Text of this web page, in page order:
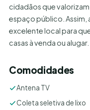
cidadãos que
espaço público. Assim,
excelente local para
casas à venda ou alugar.
Comodidades
Antena TV
Coleta seletiva de lixo